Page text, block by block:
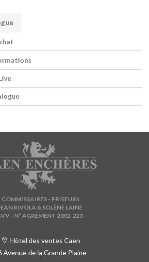
COMMISSAIRES - PRISEURS
RIVOLA & SOLÈNE LAINÉ
- N° AGRÉMENT 2002-223
Hôtel des ventes Caen
Avenue de la Grande Plaine